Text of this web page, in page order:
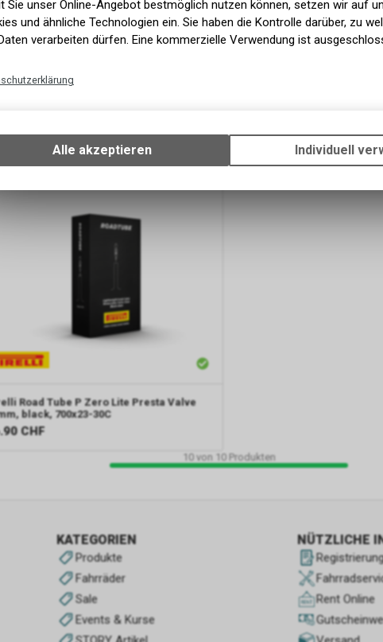
Pneu Marathon Winter Plus
Starr mit Reflexstreifen black
Road Tube P Zero Lite Presta Valve
black, 700x23-30C
CHF
10von 10Produkten
KATEGORIEN
Produkte
Fahrräder
Sale
Events & Kurse
NÜTZLICHE
Rent Online
Sie unser Online-Angebot bestmöglich nutzen können, setzen wir auf
und ähnliche Technologien ein. Sie haben die Kontrolle darüber, zu
verarbeiten dürfen. Eine kommerzielle Verwendung ist
Ihrem Gerät, um die grundlegenden Funktionen unseres Online-
Verwendung des Warenkorbs, zu ermöglichen. Bitte beachten
zulassen.
Alle akzeptieren Individuell